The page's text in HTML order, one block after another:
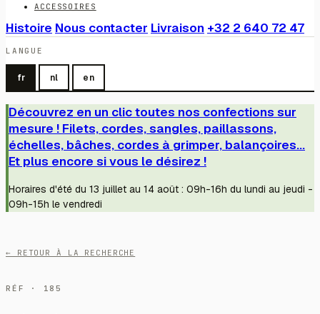
ACCESSOIRES
Histoire Nous contacter Livraison +32 2 640 72 47
LANGUE
fr nl en
Découvrez en un clic toutes nos confections sur
mesure ! Filets, cordes, sangles, paillassons,
échelles, bâches, cordes à grimper, balançoires...
Et plus encore si vous le désirez !
Horaires d'été du 13 juillet au 14 août : 09h-16h du lundi au jeudi -
09h-15h le vendredi
← RETOUR À LA RECHERCHE
RÉF · 185